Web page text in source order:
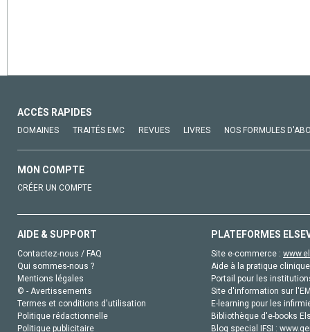
ACCÈS RAPIDES
DOMAINES TRAITÉS EMC REVUES LIVRES NOS FORMULES
MON COMPTE
CRÉER UN COMPTE
AIDE & SUPPORT
Contactez-nous / FAQ
Qui sommes-nous ?
Mentions légales
© - Avertissements
Termes et conditions d'utilisation
Politique rédactionnelle
Politique publicitaire
PLATEFORMES
Site e-commerce :
Aide à la pratique
Portail pour les
Site d'information sur
E-learning pour les
Bibliothèque d'e-books
Blog special IFSI :